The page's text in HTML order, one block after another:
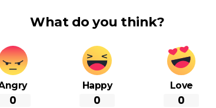
What do you think?
0
Happy
0
Love
0